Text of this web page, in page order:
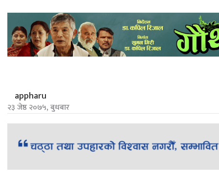
appharu
२३ जेष्ठ २०७५, बुधबार